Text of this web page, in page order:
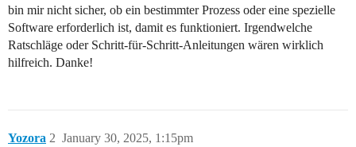
bin mir nicht sicher, ob ein bestimmter Prozess oder eine spezielle
Software erforderlich ist, damit es funktioniert. Irgendwelche
Ratschläge oder Schritt-für-Schritt-Anleitungen wären wirklich
hilfreich. Danke!
Yozora January 30, 2025, 1:15pm
2